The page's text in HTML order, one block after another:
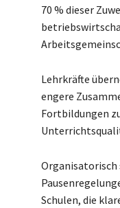
70 % dieser
Lehrkräfte
engere
Fortbildungen
Organisatorisch
Schulen, die